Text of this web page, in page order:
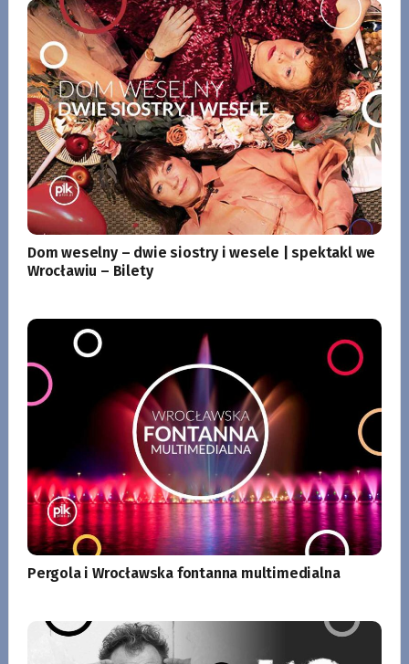
Dom weselny – dwie siostry i wesele | spektakl we
Wrocławiu – Bilety
Pergola i Wrocławska fontanna multimedialna